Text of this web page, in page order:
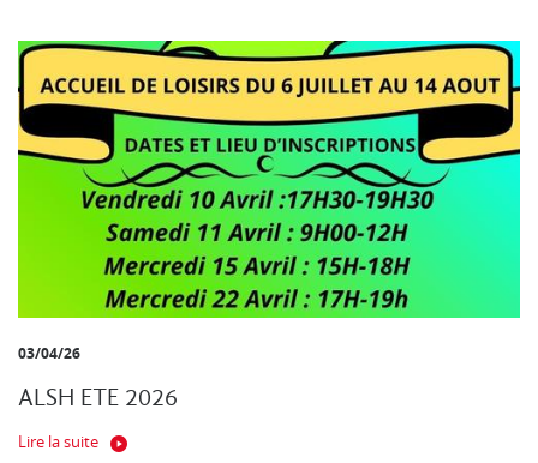
03/04/26
ALSH ETE 2026
Lire la suite